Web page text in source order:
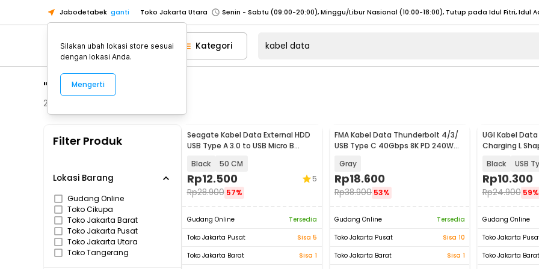
Jabodetabek ganti Toko Jakarta Utara
Toko Tangerang
Toko Cikupa
Pick n Go Jakarta Barat
Senin - Jumat (07:00 - 20:00), Sabtu - Minggu (08:00 - 20:00), Tutup pada Idul Fitri
Toko Jakarta Barat
Senin - Sabtu (09:00-20:00), Minggu/Libur Nasional (12:00-20:00), Tutup pada Idul Fitri
Toko Tangerang
Kategori
"kabel data"
214
Filter Produk
Lokasi Barang
Gudang Online
Toko Cikupa
Toko Jakarta Barat
Toko Jakarta Pusat
Toko Jakarta Utara
Toko Tangerang
Seagate Kabel Data External HDD
USB Type A 3.0 to USB Micro B
Black 50 CM
Rp12.500
Rp28.900 57%
5
Gudang Online
Tersedia
Toko Jakarta Pusat
Sisa 5
Toko Jakarta Barat
Sisa 1
FMA Kabel Data Thunderbolt 4/3/
USB Type C 40Gbps 8K PD 240W
Gray
Rp18.600
Rp38.900 53%
Gudang Online
Tersedia
Toko Jakarta Pusat
Sisa 10
Toko Jakarta Barat
Sisa 1
UGI Kabel
Charging L
Black USB
Rp10.300
Rp24.900 59%
Gudang Online
Toko Jakarta
Toko Jakarta Barat
Silakan ubah lokasi store sesuai
dengan lokasi Anda.
Mengerti